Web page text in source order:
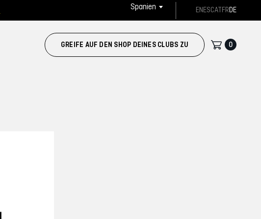
Spanien EN ESCATFRDE
GREIFE AUF DEN SHOP DEINES CLUBS ZU 0